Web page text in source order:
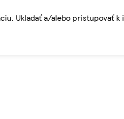
Ukladať a/alebo pristupovať